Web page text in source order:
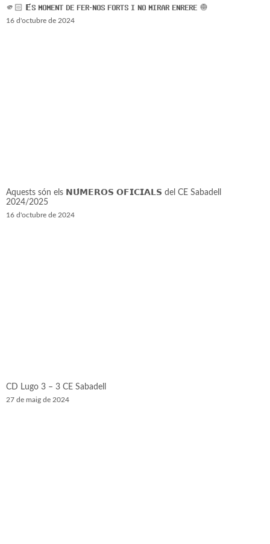
🫵🏻 𝗘́𝗦 𝗠𝗢𝗠𝗘𝗡𝗧 𝗗𝗘 𝗙𝗘𝗥-𝗡𝗢𝗦 𝗙𝗢𝗥𝗧𝗦 𝗜 𝗡𝗢 𝗠𝗜𝗥𝗔𝗥 𝗘𝗡𝗥𝗘𝗥𝗘 🧅
16 d'octubre de 2024
Aquests són els 𝗡𝗨́𝗠𝗘𝗥𝗢𝗦 𝗢𝗙𝗜𝗖𝗜𝗔𝗟𝗦 del CE Sabadell
2024/2025
16 d'octubre de 2024
CD Lugo 3 – 3 CE Sabadell
27 de maig de 2024